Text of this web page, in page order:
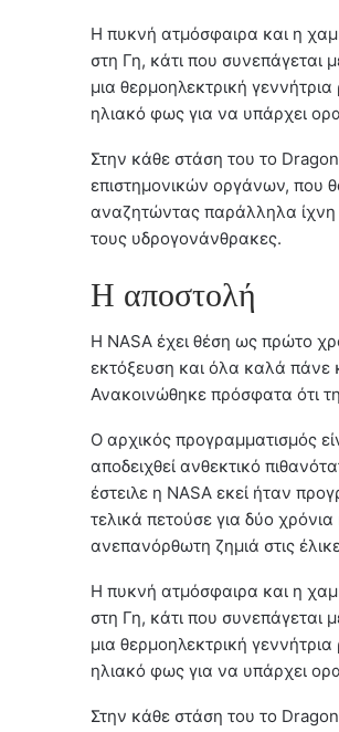
Η πυκνή ατμόσφαιρα και η
στη Γη, κάτι που συνεπάγεται
μια θερμοηλεκτρική
ηλιακό φως για να υπάρχει
Στην κάθε στάση του το
επιστημονικών οργάνων, που
αναζητώντας παράλληλα
τους υδρογονάνθρακες.
Η αποστολή
Η NASA έχει θέση ως πρώτο
εκτόξευση και όλα καλά πάνε
Ανακοινώθηκε πρόσφατα ότι
Ο αρχικός προγραμματισμός
αποδειχθεί ανθεκτικό
έστειλε η NASA εκεί ήταν
τελικά πετούσε για δύο
ανεπανόρθωτη ζημιά στις
Η πυκνή ατμόσφαιρα και η
στη Γη, κάτι που συνεπάγεται
μια θερμοηλεκτρική
ηλιακό φως για να υπάρχει
Στην κάθε στάση του το